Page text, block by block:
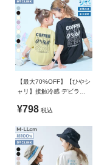
ロ
ッ
ク
に
つ
て
買
い
物
・172MTP004 ビ
■素材
素肌に心地よい、
綿100%なので吸
丈夫で型崩れしに
す。
伸縮性：ふつう
素材・仕様
本体：綿100% / リ
生産国
CHINA
洗濯方法
洗濯機洗い可(デリ
不可 / 日陰つり干し
【最大70%OFF】【ひやシ
ャリ】接触冷感 デビラボ
¥798 税込